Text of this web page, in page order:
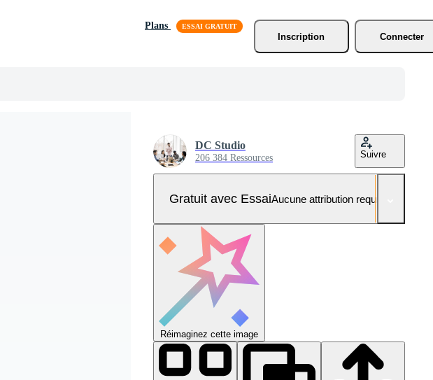
Plans
Inscription
Connecter
DC Studio
206 384 Ressources Suivre
Gratuit avec EssaiAucune attribution requise
Réimaginez cette image